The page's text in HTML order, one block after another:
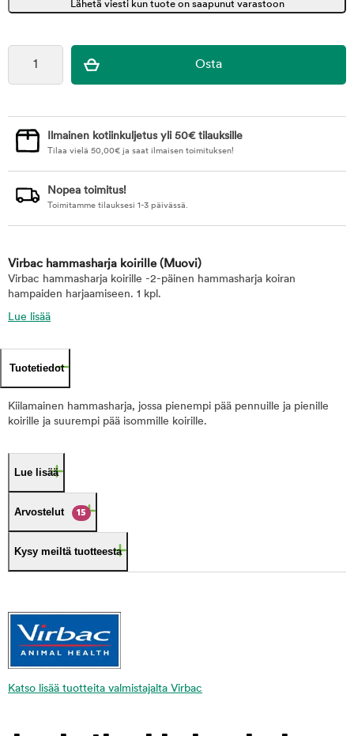
Ilmainen kotiinkuljetus yli 50€ tilauksille
Tilaa vielä 50,00€ ja saat ilmaisen toimituksen!
Nopea toimitus!
Toimitamme tilauksesi 1-3 päivässä.
Virbac hammasharja koirille (Muovi)
Virbac hammasharja koirille -2-päinen hammasharja koiran
hampaiden harjaamiseen. 1 kpl.
Lue lisää
Tuotetiedot
Kiilamainen hammasharja, jossa pienempi pää pennuille ja pienille
koirille ja suurempi pää isommille koirille.
Lue lisää
Arvostelut 15
Kysy meiltä tuotteesta
Katso lisää tuotteita valmistajalta Virbac